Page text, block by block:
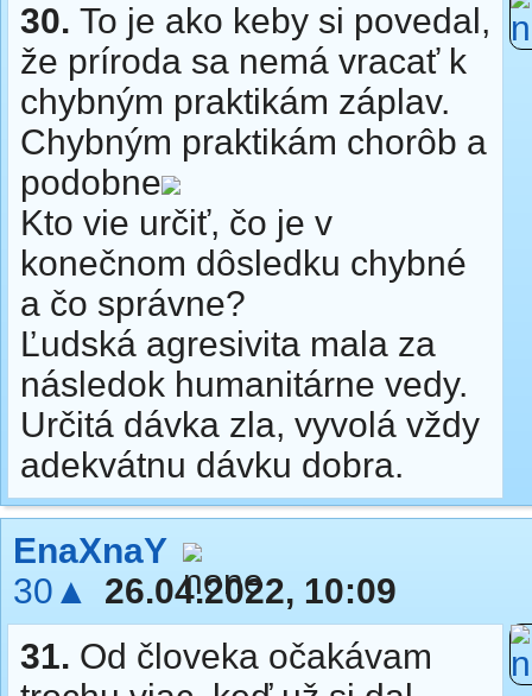
30. To je ako keby si povedal,
že príroda sa nemá vracať k
chybným praktikám záplav.
Chybným praktikám chorôb a
podobne
Kto vie určiť, čo je v
konečnom dôsledku chybné
a čo správne?
Ľudská agresivita mala za
následok humanitárne vedy.
Určitá dávka zla, vyvolá vždy
adekvátnu dávku dobra.
EnaXnaY
30▲
26.04.2022, 10:09
31. Od človeka očakávam